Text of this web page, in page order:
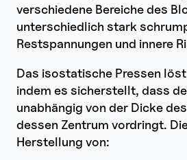
verschiedene Bereiche des
unterschiedlich stark
Restspannungen und innere
Das isostatische Pressen
indem es sicherstellt, dass
unabhängig von der Dicke
dessen Zentrum vordringt.
Herstellung von: